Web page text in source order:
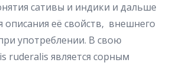
сативы и индики и дальше
описания её свойств, внешнего
употреблении. В свою
ruderalis является сорным